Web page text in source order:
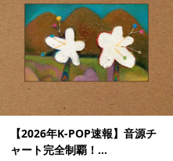
【2026年K-POP速報】音源チ
ャート完全制覇！...